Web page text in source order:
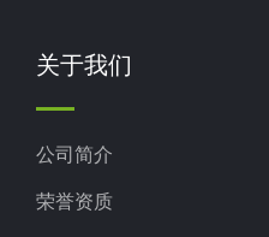
关于我们
公司简介
荣誉资质